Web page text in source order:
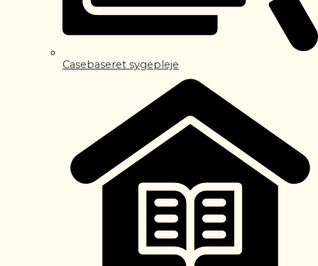
Casebaseret sygepleje